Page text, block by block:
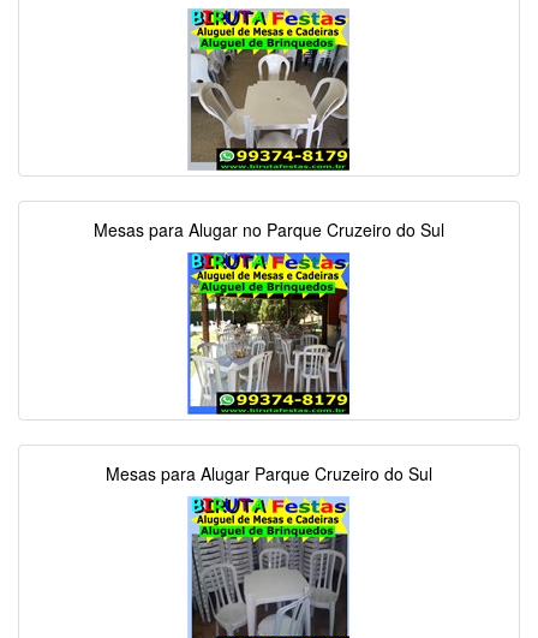
Mesas para Alugar no Parque Cruzeiro do Sul
Mesas para Alugar Parque Cruzeiro do Sul